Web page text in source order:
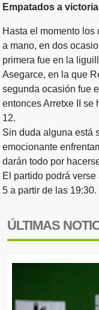
Empatados a
Hasta el momento
a mano, en dos
primera fue en la
Asegarce, en la que
segunda ocasión fue
entonces Arretxe II se
12.
Sin duda alguna está
emocionante
darán todo por
El partido podrá
5 a partir de las 19:30.
ÚLTIMAS